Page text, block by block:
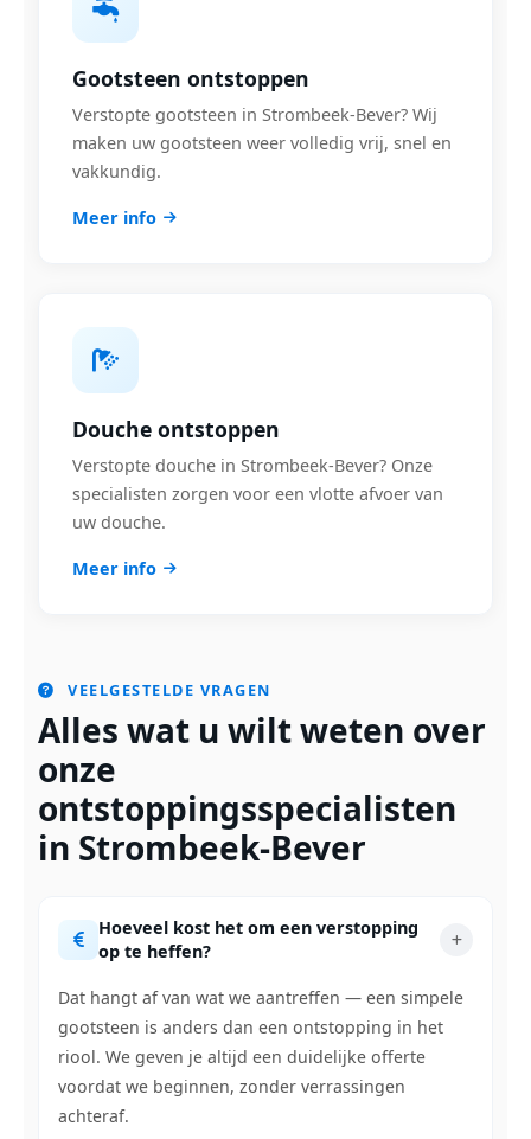
Gootsteen ontstoppen
Verstopte gootsteen in Strombeek-Bever? Wij
maken uw gootsteen weer volledig vrij, snel en
vakkundig.
Meer info
Douche ontstoppen
Verstopte douche in Strombeek-Bever? Onze
specialisten zorgen voor een vlotte afvoer van
uw douche.
Meer info
VEELGESTELDE VRAGEN
Alles wat u wilt weten over
onze
ontstoppingsspecialisten
in Strombeek-Bever
Hoeveel kost het om een verstopping
op te heffen?
Dat hangt af van wat we aantreffen — een simpele
gootsteen is anders dan een ontstopping in het
riool. We geven je altijd een duidelijke offerte
voordat we beginnen, zonder verrassingen
achteraf.